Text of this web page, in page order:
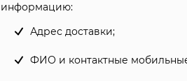
информацию:
Адрес доставки;
ФИО и контактные